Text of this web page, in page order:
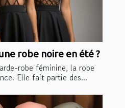
robe noire en été ?
robe féminine, la robe
Elle fait partie des...